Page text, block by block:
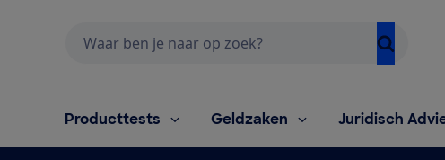
Producttests Geldzaken Juridisch